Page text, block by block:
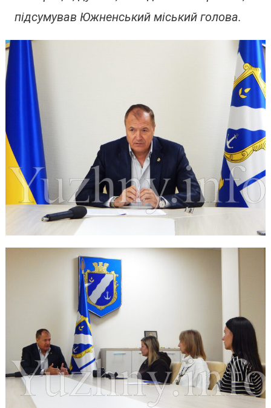
підсумував Южненський міський голова.